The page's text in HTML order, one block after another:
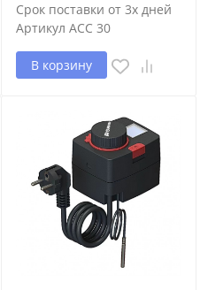
Срок поставки от 3х дней
Артикул AСС 30
В корзину